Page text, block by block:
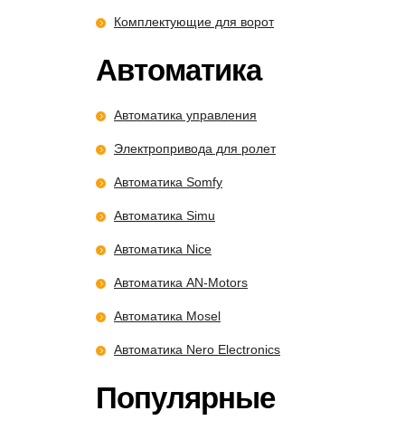
Комплектующие для ворот
Автоматика
Автоматика управления
Электропривода для ролет
Автоматика Somfy
Автоматика Simu
Автоматика Nice
Автоматика AN-Motors
Автоматика Mosel
Автоматика Nero Electronics
Популярные